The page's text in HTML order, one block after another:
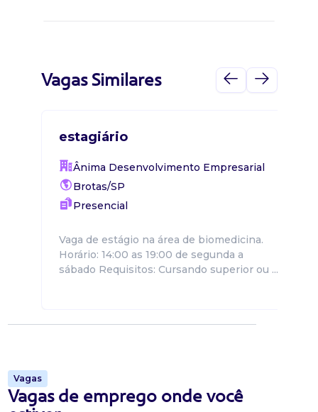
Vagas Similares
estagiário
Ânima Desenvolvimento Empresarial
Brotas/SP
Presencial
Vaga de estágio na área de biomedicina.
Horário: 14:00 as 19:00 de segunda a
sábado Requisitos: Cursando superior ou ...
Vagas
Vagas de emprego onde você